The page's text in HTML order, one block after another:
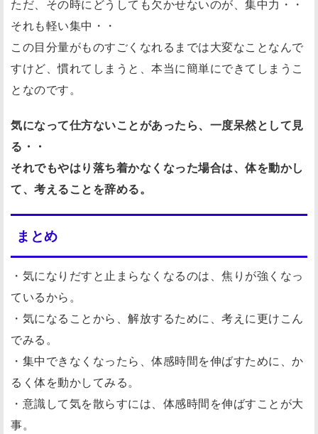
ただ、その時にどうしても欠かせないのが、集中力・・
それも軽い集中・・
この目分量がものすごくなれるまでは大変なことなんで
すけど、慣れてしまうと、本当に簡単にできてしまうこ
となのです。
気になって仕方ないことがあったら、一度呆然として見
る・・
それでもやはり落ち着かなくなった場合は、体を動かし
て、考えることを辞める。
まとめ
・気になりだすと止まらなくなるのは、焦りが強くなっ
ているから。
・気になることから、解放するために、考えに更けこん
でみる。
・集中できなくなったら、体感時間を伸ばすために、か
るく体を動かしてみる。
・意識して気を散らすには、体感時間を伸ばすことが大
事。